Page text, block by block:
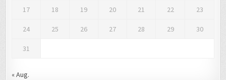
17 18 19 20 21 22 23
24 25 26 27 28 29 30
31
« Aug.